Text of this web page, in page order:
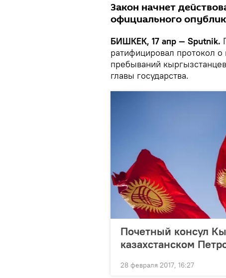
Закон начнет
официального
БИШКЕК, 17 апр — Sputnik.
ратифицировал протокол
пребываний
главы государства.
Почетный консул
казахстанском
28 февраля 2017, 16:27